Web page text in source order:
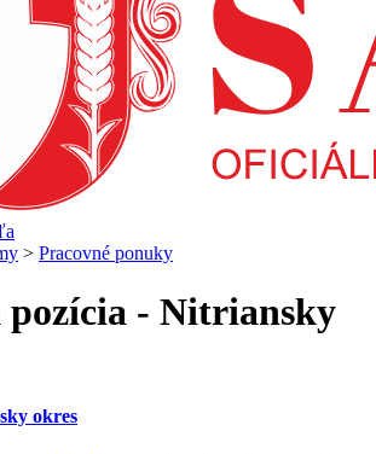
> Pracovné ponuky
pozícia - Nitriansky
okres